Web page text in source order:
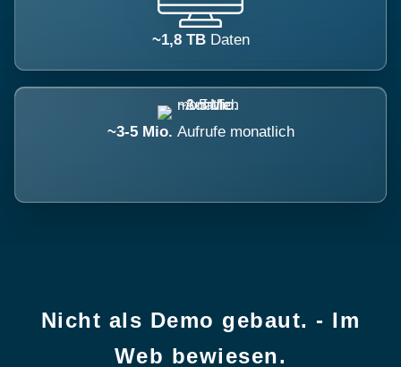
~1,8 TB Daten
~3-5 Mio. Aufrufe monatlich
Nicht als Demo gebaut. - Im
Web bewiesen.